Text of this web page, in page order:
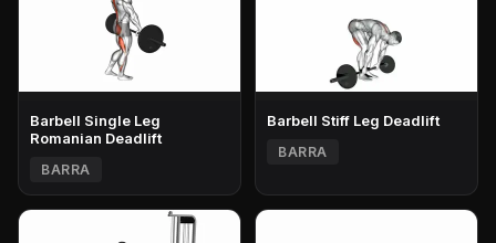
Barbell Single Leg
Romanian Deadlift
BARRA
Barbell Stiff Leg Deadlift
BARRA